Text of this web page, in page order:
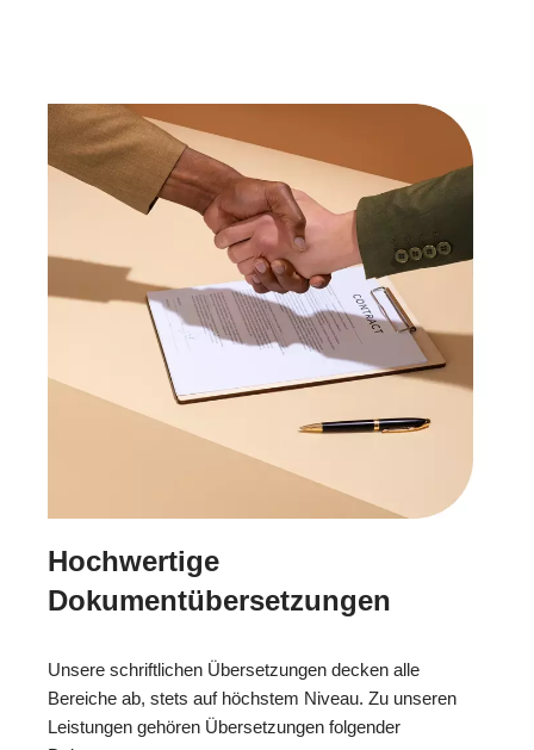
Hochwertige
Dokumentübersetzungen
Unsere schriftlichen Übersetzungen decken alle
Bereiche ab, stets auf höchstem Niveau. Zu unseren
Leistungen gehören Übersetzungen folgender